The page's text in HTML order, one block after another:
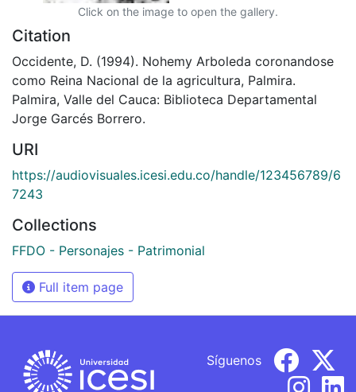
Click on the image to open the gallery.
Citation
Occidente, D. (1994). Nohemy Arboleda coronandose
como Reina Nacional de la agricultura, Palmira.
Palmira, Valle del Cauca: Biblioteca Departamental
Jorge Garcés Borrero.
URI
https://audiovisuales.icesi.edu.co/handle/123456789/6
7243
Collections
FFDO - Personajes - Patrimonial
Full item page
Síguenos